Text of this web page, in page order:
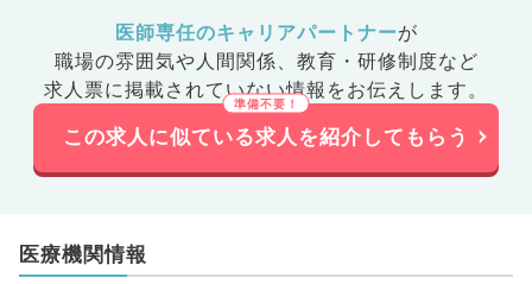
医師専任のキャリアパートナーが
職場の雰囲気や人間関係、 教育・研修制度など
求人票に掲載されていない情報をお伝えします。
この求人に似ている求人を紹介してもらう
医療機関情報